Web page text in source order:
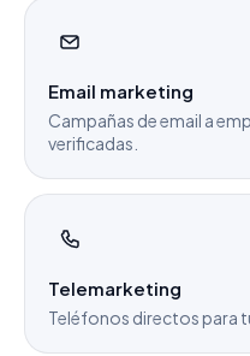
Email marketing
Campañas de email a
verificadas.
Telemarketing
Teléfonos directos para